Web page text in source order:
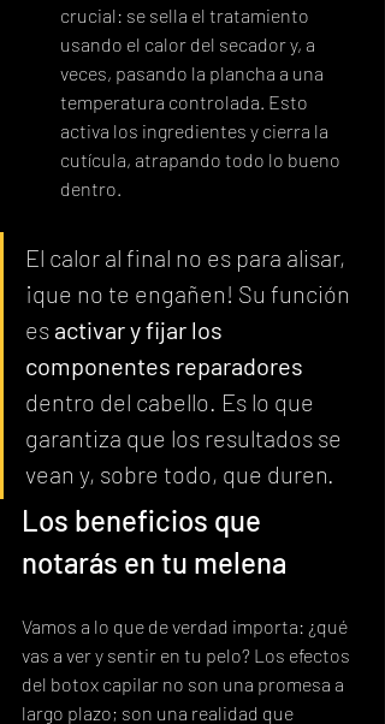
crucial: se sella el tratamiento
usando el calor del secador y, a
veces, pasando la plancha a una
temperatura controlada. Esto
activa los ingredientes y cierra la
cutícula, atrapando todo lo bueno
dentro.
El calor al final no es para alisar,
¡que no te engañen! Su función
es activar y fijar los
componentes reparadores
dentro del cabello. Es lo que
garantiza que los resultados se
vean y, sobre todo, que duren.
Los beneficios que
notarás en tu melena
Vamos a lo que de verdad importa: ¿qué
vas a ver y sentir en tu pelo? Los efectos
del botox capilar no son una promesa a
largo plazo; son una realidad que